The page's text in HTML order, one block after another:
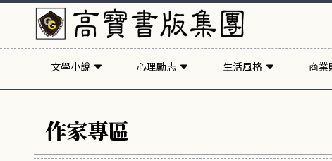
文學小說 心理勵志 生活風格 商業
作家專區